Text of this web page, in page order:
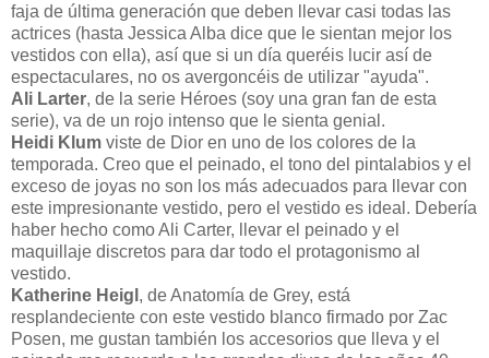
faja de última generación que deben llevar casi todas las
actrices (hasta Jessica Alba dice que le sientan mejor los
vestidos con ella), así que si un día queréis lucir así de
espectaculares, no os avergoncéis de utilizar "ayuda".
Ali Larter, de la serie Héroes (soy una gran fan de esta
serie), va de un rojo intenso que le sienta genial.
Heidi Klum viste de Dior en uno de los colores de la
temporada. Creo que el peinado, el tono del pintalabios y el
exceso de joyas no son los más adecuados para llevar con
este impresionante vestido, pero el vestido es ideal. Debería
haber hecho como Ali Carter, llevar el peinado y el
maquillaje discretos para dar todo el protagonismo al
vestido.
Katherine Heigl , de Anatomía de Grey, está
resplandeciente con este vestido blanco firmado por Zac
Posen, me gustan también los accesorios que lleva y el